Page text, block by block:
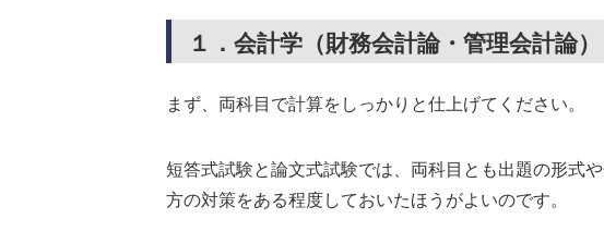
１．会計学（財務会計論・管理会計論）
まず、両科目で計算をしっかりと仕上げてください。
短答式試験と論文式試験では、両科目とも出題の形式
方の対策をある程度しておいたほうがよいのです。